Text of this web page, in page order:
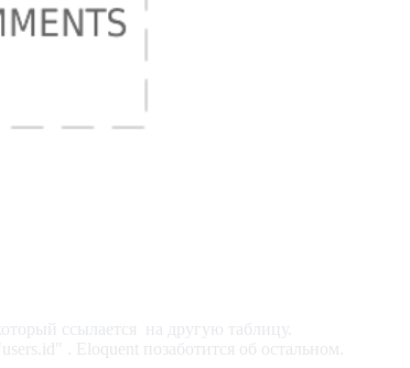
ссылается на другую таблицу.
. Eloquent позаботится об остальном.